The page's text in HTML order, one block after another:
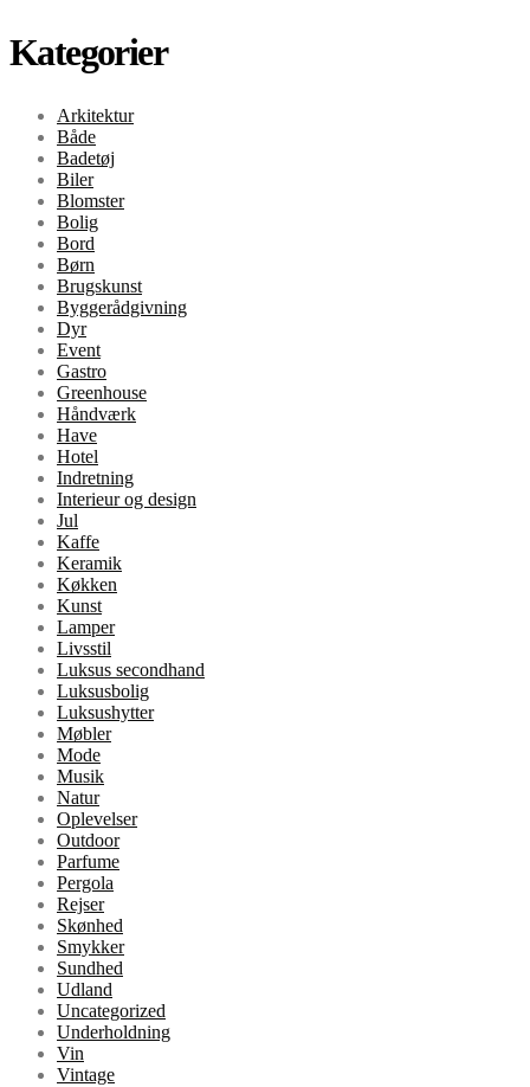
Kategorier
Arkitektur
Både
Badetøj
Biler
Blomster
Bolig
Bord
Børn
Brugskunst
Byggerådgivning
Dyr
Event
Gastro
Greenhouse
Håndværk
Have
Hotel
Indretning
Interieur og design
Jul
Kaffe
Keramik
Køkken
Kunst
Lamper
Livsstil
Luksus secondhand
Luksusbolig
Luksushytter
Møbler
Mode
Musik
Natur
Oplevelser
Outdoor
Parfume
Pergola
Rejser
Skønhed
Smykker
Sundhed
Udland
Uncategorized
Underholdning
Vin
Vintage